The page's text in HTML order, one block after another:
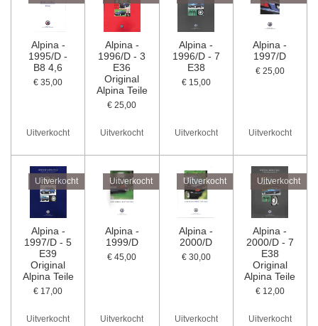
Alpina -
1995/D -
B8 4,6
€ 35,00
Uitverkocht
Alpina -
1996/D - 3
E36
Original
Alpina Teile
€ 25,00
Uitverkocht
Alpina -
1996/D - 7
E38
€ 15,00
Uitverkocht
Alpina -
1997/D
€ 25,00
Uitverkocht
Uitverkocht
Alpina -
1997/D - 5
E39
Original
Alpina Teile
€ 17,00
Uitverkocht
Uitverkocht
Alpina -
1999/D
€ 45,00
Uitverkocht
Uitverkocht
Alpina -
2000/D
€ 30,00
Uitverkocht
Uitverkocht
Alpina -
2000/D - 7
E38
Original
Alpina Teile
€ 12,00
Uitverkocht